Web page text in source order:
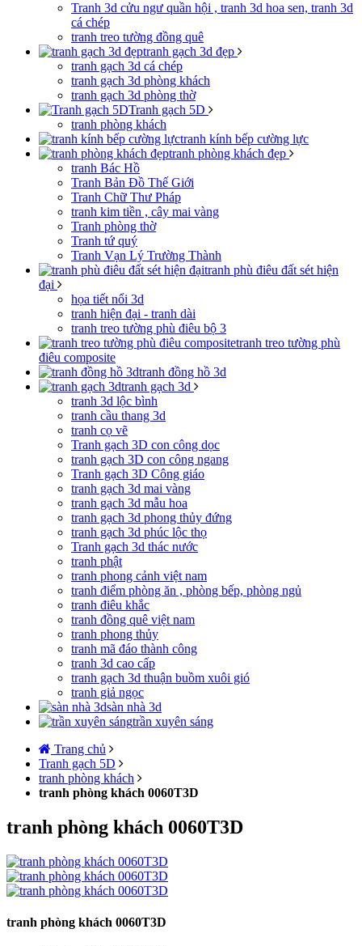
Tranh 3d cửu ngư quần hội , tranh 3d hoa sen, tranh 3d
cá chép
tranh treo tường đồng quê
tranh gạch 3d đẹp
tranh gạch 3d cá chép
tranh gạch 3d phòng khách
tranh gạch 3d phòng thờ
Tranh gạch 5D
tranh phòng khách
tranh kính bếp cường lực
tranh phòng khách đẹp
tranh Bác Hồ
Tranh Bản Đồ Thế Giới
Tranh Chữ Thư Pháp
tranh kim tiền , cây mai vàng
Tranh phòng thờ
Tranh tứ quý
Tranh Vạn Lý Trường Thành
tranh phù điêu đất sét hiện
đại
họa tiết nổi 3d
tranh hiện đại - tranh dài
tranh treo tường phù điêu bộ 3
tranh treo tường phù
điêu composite
tranh đồng hồ 3d
tranh gạch 3d
tranh 3d lộc bình
tranh cầu thang 3d
tranh cọ vẽ
Tranh gạch 3D con công dọc
tranh gạch 3D con công ngang
Tranh gạch 3D Công giáo
tranh gạch 3d mai vàng
tranh gạch 3d mẫu hoa
tranh gạch 3d phong thủy đứng
tranh gạch 3d phúc lộc thọ
Tranh gạch 3d thác nước
tranh phật
tranh phong cảnh việt nam
tranh điểm phòng ăn , phòng bếp, phòng ngủ
tranh điêu khắc
tranh đồng quê việt nam
tranh phong thủy
tranh mã đáo thành công
tranh 3d cao cấp
tranh gạch 3d thuận buồm xuôi gió
tranh giả ngọc
sàn nhà 3d
trần xuyên sáng
Trang chủ
Tranh gạch 5D
tranh phòng khách
tranh phòng khách 0060T3D
tranh phòng khách 0060T3D
tranh phòng khách 0060T3D